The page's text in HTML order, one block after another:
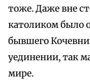
тоже. Даже вне
католиком было
бывшего
уединении, так
мире.